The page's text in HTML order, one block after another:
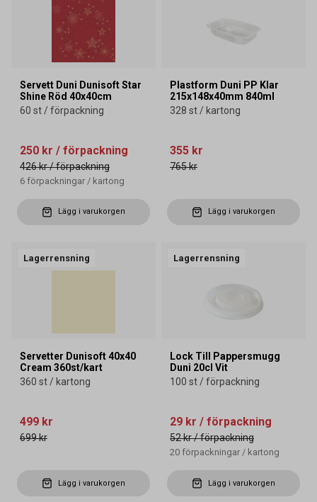
Servett Duni Dunisoft Star
Shine Röd 40x40cm
60 st / förpackning
250 kr / förpackning
426 kr/ förpackning
6 förpackningar / kartong
Lägg i varukorgen
Plastform Duni PP Klar
215x148x40mm 840ml
328 st / kartong
355 kr
765 kr
Lägg i varukorgen
Lagerrensning
Servetter Dunisoft 40x40
Cream 360st/kart
360 st / kartong
499 kr
699 kr
Lägg i varukorgen
Lagerrensning
Lock Till Pappersmugg
Duni 20cl Vit
100 st / förpackning
29 kr / förpackning
52 kr/ förpackning
20 förpackningar / kartong
Lägg i varukorgen